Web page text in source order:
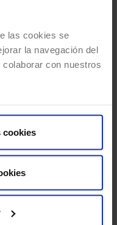
las cookies se
la navegación del
con nuestros
cookies
en monday dev
de desarrollo.